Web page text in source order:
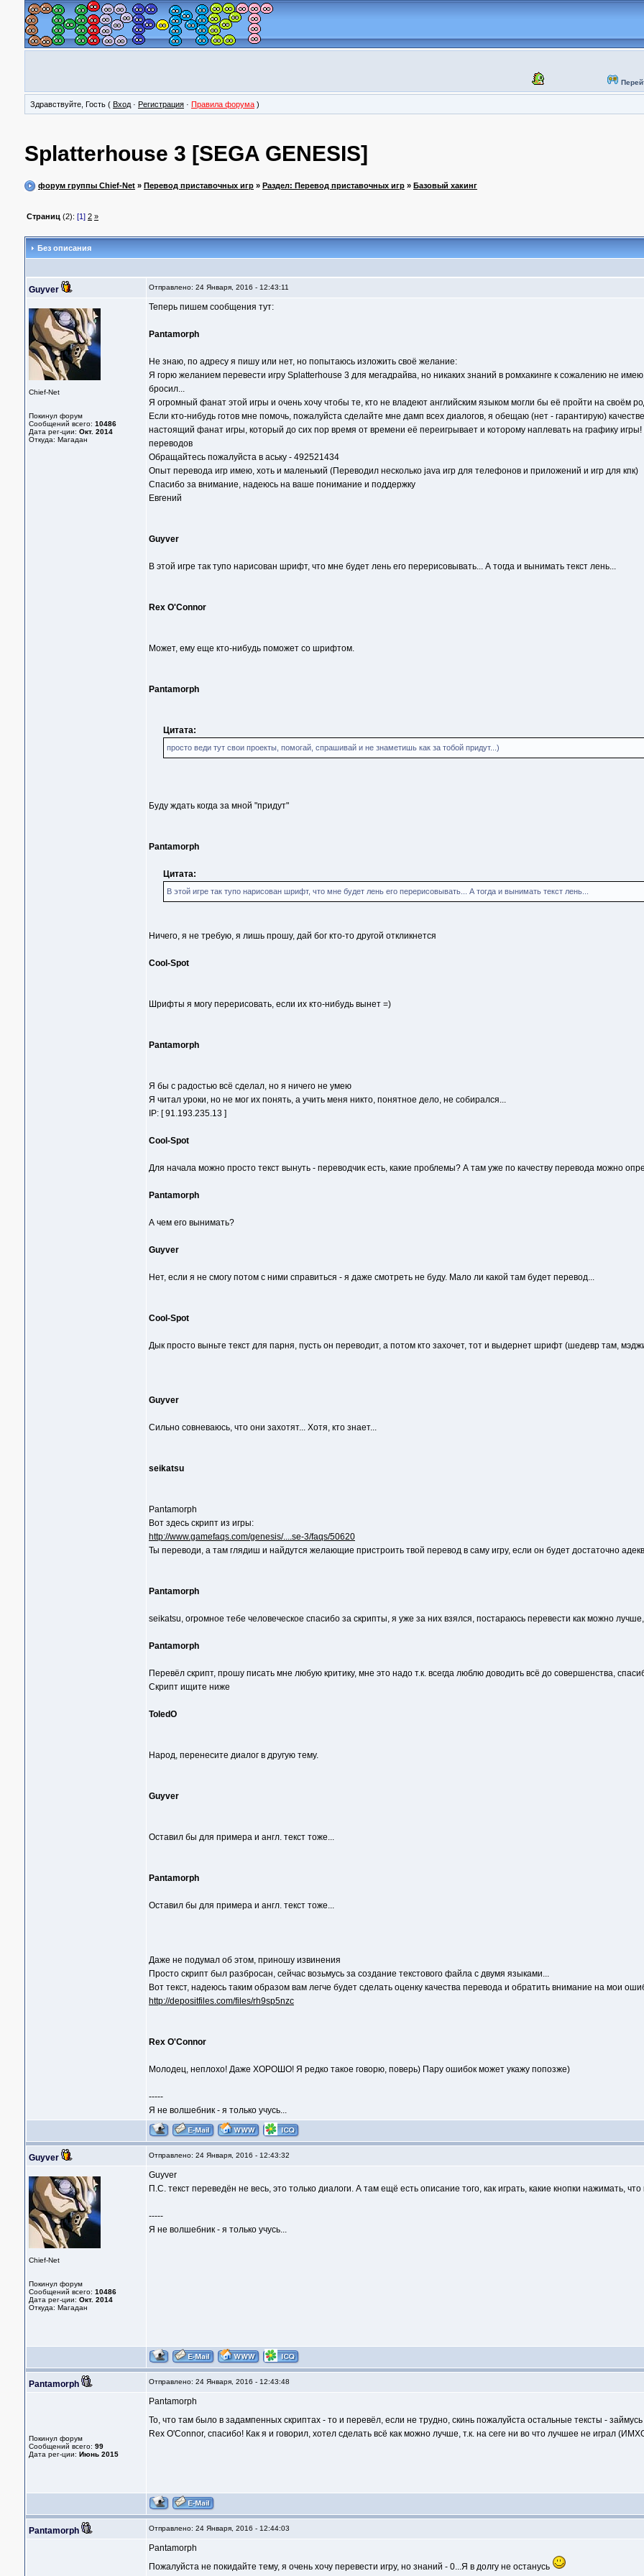
Здравствуйте, Гость ( Вход · Регистрация · Правила форума )
Splatterhouse 3 [SEGA GENESIS]
форум группы Chief-Net » Перевод приставочных игр » Раздел: Перевод приставочных игр » Базовый хакинг
Страниц (2): [1] 2 »
Без описания
Guyver Отправлено: 24 Января, 2016 - 12:43:11
Chief-Net
Покинул форум
Сообщений всего: 10486
Дата рег-ции: Окт. 2014
Откуда: Магадан
Теперь пишем сообщения тут:
Pantamorph
Не знаю, по адресу я пишу или нет, но попытаюсь изложить своё желание:
Я горю желанием перевести игру Splatterhouse 3 для мегадрайва, но никаких знаний в ромхакинге к сожалению не
бросил...
Я огромный фанат этой игры и очень хочу чтобы те, кто не владеют английским языком могли бы её пройти на своём
Если кто-нибудь готов мне помочь, пожалуйста сделайте мне дамп всех диалогов, я обещаю (нет - гарантирую)
настоящий фанат игры, который до сих пор время от времени её переигрывает и которому наплевать на графику
переводов
Обращайтесь пожалуйста в аську - 492521434
Опыт перевода игр имею, хоть и маленький (Переводил несколько java игр для телефонов и приложений и игр для кпк)
Спасибо за внимание, надеюсь на ваше понимание и поддержку
Евгений
Guyver
В этой игре так тупо нарисован шрифт, что мне будет лень его перерисовывать... А тогда и вынимать текст лень...
Rex O'Connor
Может, ему еще кто-нибудь поможет со шрифтом.
Pantamorph
Цитата:
просто веди тут свои проекты, помогай, спрашивай и не знаметишь как за тобой придут...)
Буду ждать когда за мной "придут"
Pantamorph
Цитата:
В этой игре так тупо нарисован шрифт, что мне будет лень его перерисовывать... А тогда и вынимать текст лень...
Ничего, я не требую, я лишь прошу, дай бог кто-то другой откликнется
Cool-Spot
Шрифты я могу перерисовать, если их кто-нибудь вынет =)
Pantamorph
Я бы с радостью всё сделал, но я ничего не умею
Я читал уроки, но не мог их понять, а учить меня никто, понятное дело, не собирался...
IP: [ 91.193.235.13 ]
Cool-Spot
Для начала можно просто текст вынуть - переводчик есть, какие проблемы? А там уже по качеству перевода можно
Pantamorph
А чем его вынимать?
Guyver
Нет, если я не смогу потом с ними справиться - я даже смотреть не буду. Мало ли какой там будет перевод...
Cool-Spot
Дык просто выньте текст для парня, пусть он переводит, а потом кто захочет, тот и выдернет шрифт (шедевр там,
Guyver
Сильно совневаюсь, что они захотят... Хотя, кто знает...
seikatsu
Pantamorph
Вот здесь скрипт из игры:
http://www.gamefaqs.com/genesis/....se-3/faqs/50620
Ты переводи, а там глядиш и найдутся желающие пристроить твой перевод в саму игру, если он будет достаточно
Pantamorph
seikatsu, огромное тебе человеческое спасибо за скрипты, я уже за них взялся, постараюсь перевести как можно
Pantamorph
Перевёл скрипт, прошу писать мне любую критику, мне это надо т.к. всегда люблю доводить всё до совершенства,
Скрипт ищите ниже
ToledO
Народ, перенесите диалог в другую тему.
Guyver
Оставил бы для примера и англ. текст тоже...
Pantamorph
Оставил бы для примера и англ. текст тоже...
Даже не подумал об этом, приношу извинения
Просто скрипт был разбросан, сейчас возьмусь за создание текстового файла с двумя языками...
Вот текст, надеюсь таким образом вам легче будет сделать оценку качества перевода и обратить внимание на мои
http://depositfiles.com/files/rh9sp5nzc
Rex O'Connor
Молодец, неплохо! Даже ХОРОШО! Я редко такое говорю, поверь) Пару ошибок может укажу попозже)
-----
Я не волшебник - я только учусь...
Guyver Отправлено: 24 Января, 2016 - 12:43:32
Chief-Net
Покинул форум
Сообщений всего: 10486
Дата рег-ции: Окт. 2014
Откуда: Магадан
Guyver
П.С. текст переведён не весь, это только диалоги. А там ещё есть описание того, как играть, какие кнопки нажимать,
-----
Я не волшебник - я только учусь...
Pantamorph Отправлено: 24 Января, 2016 - 12:43:48
Покинул форум
Сообщений всего: 99
Дата рег-ции: Июнь 2015
Pantamorph
То, что там было в задампенных скриптах - то и перевёл, если не трудно, скинь пожалуйста остальные тексты -
Rex O'Connor, спасибо! Как я и говорил, хотел сделать всё как можно лучше, т.к. на сеге ни во что лучшее не играл
Pantamorph Отправлено: 24 Января, 2016 - 12:44:03
Pantamorph
Пожалуйста не покидайте тему, я очень хочу перевести игру, но знаний - 0...Я в долгу не останусь